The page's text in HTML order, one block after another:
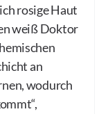
rosige Haut
weiß Doktor
an
wodurch